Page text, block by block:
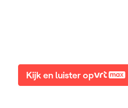
Kijk en luister op